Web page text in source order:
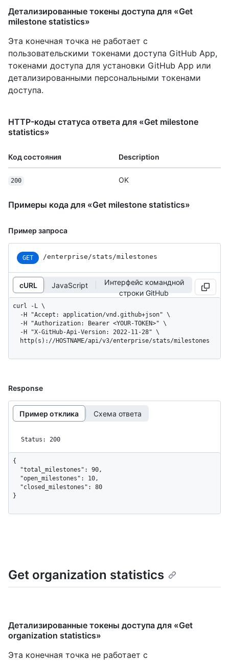
Детализированные токены доступа для «Get
milestone statistics»
Эта конечная точка не работает с
пользовательскими токенами доступа GitHub App,
токенами доступа для установки GitHub App или
детализированными персональными токенами
доступа.
HTTP-коды статуса ответа для «Get milestone
statistics»
Код состояния Description
200 OK
Примеры кода для «Get milestone statistics»
Пример запроса
GET /enterprise/stats/milestones
cURL JavaScript
Интерфейс командной
строки GitHub
curl -L \
  http(s)://HOSTNAME/api/v3/enterprise/stats/milestones
Response
Пример отклика Схема ответа
Status: 200
{
}
Get organization statistics
Детализированные токены доступа для «Get
organization statistics»
Эта конечная точка не работает с